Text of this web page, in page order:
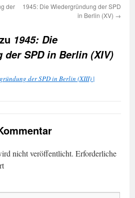
der
1945: Die Wiedergründung der SPD
in Berlin (XV) →
1945: Die
der SPD in Berlin (XIV)
der SPD in Berlin (XIII) |
nicht veröffentlicht. Erforderliche